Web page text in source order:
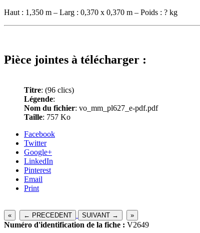
Haut : 1,350 m – Larg : 0,370 x 0,370 m – Poids : ? kg
Pièce jointes à télécharger :
Titre: (96 clics)
Légende:
Nom du fichier: vo_mm_pl627_e-pdf.pdf
Taille: 757 Ko
Facebook
Twitter
Google+
LinkedIn
Pinterest
Email
Print
« ← PRECEDENT SUIVANT → »
Numéro d'identification de la fiche : V2649